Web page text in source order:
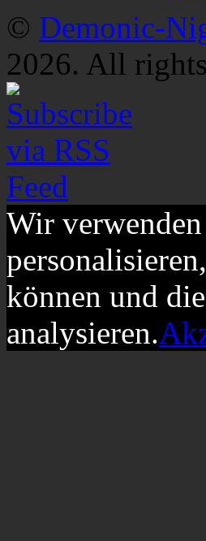
© Demonic-
2026. All
Wir
können und
analysieren.